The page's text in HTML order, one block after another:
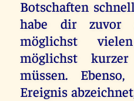
Botschaften
habe dir zuvor
möglichst
möglichst
müssen.
Ereignis